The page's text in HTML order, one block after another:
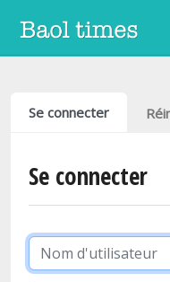
Onglets principaux
Se connecter
Se connecter